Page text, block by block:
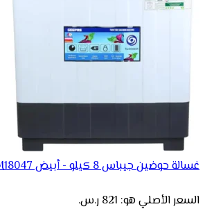
غسالة حوضين جيباس 8 كيلو - أبيض GSWM18047
السعر الأصلي هو: 821 ر.س.